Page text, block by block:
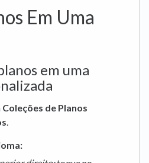
Em Uma
em uma
Coleções de Planos
.